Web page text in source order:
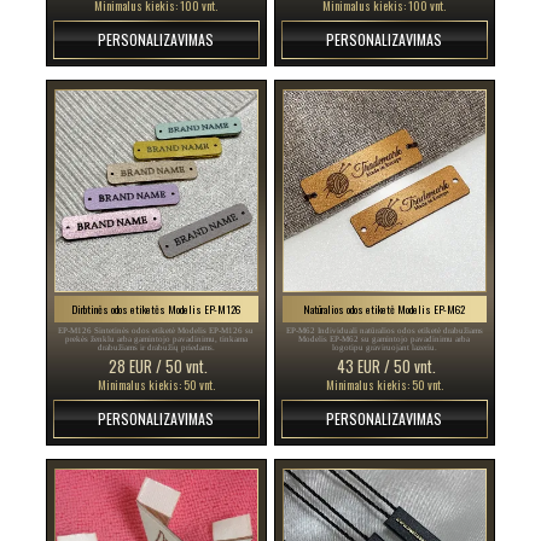
Minimalus kiekis: 100 vnt.
PERSONALIZAVIMAS
Minimalus kiekis: 100 vnt.
PERSONALIZAVIMAS
Dirbtinės odos etiketės Modelis EP-M126
EP-M126 Sintetinės odos etiketė Modelis EP-M126 su
prekės ženklu arba gamintojo pavadinimu, tinkama
drabužiams ir drabužių priedams.
28 EUR / 50 vnt.
Minimalus kiekis: 50 vnt.
PERSONALIZAVIMAS
Natūralios odos etiketė Modelis EP-M62
EP-M62 Individuali natūralios odos etiketė drabužiams
Modelis EP-M62 su gamintojo pavadinimu arba
logotipu graviruojant lazeriu.
43 EUR / 50 vnt.
Minimalus kiekis: 50 vnt.
PERSONALIZAVIMAS